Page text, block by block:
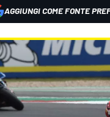
AGGIUNGI COME FONTE